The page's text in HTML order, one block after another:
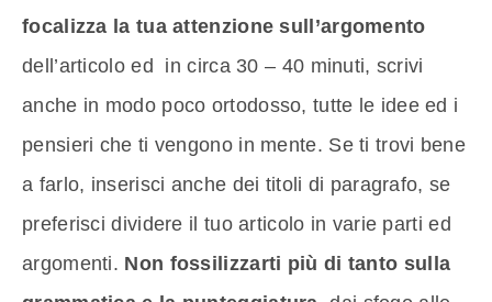
focalizza la tua attenzione sull’argomento
dell’articolo ed in circa 30 – 40 minuti, scrivi
anche in modo poco ortodosso, tutte le idee ed i
pensieri che ti vengono in mente. Se ti trovi bene
a farlo, inserisci anche dei titoli di paragrafo, se
preferisci dividere il tuo articolo in varie parti ed
argomenti. Non fossilizzarti più di tanto sulla